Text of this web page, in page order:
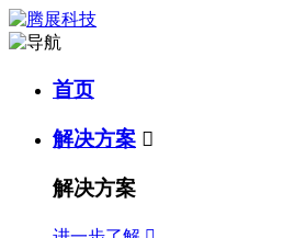
首页
解决方案 
解决方案